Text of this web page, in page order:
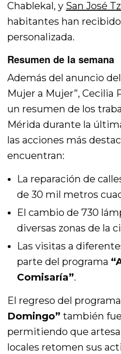
Chablekal, y San José
habitantes han
personalizada.
Resumen de la semana
Además del anuncio
Mujer a Mujer”,
un resumen de los
Mérida durante la
las acciones más
encuentran:
La reparación de
de 30 mil metros
El cambio de 730
diversas zonas de la
Las visitas a
parte del programa
Comisaría”.
El regreso del programa
Domingo” también
permitiendo que
locales retomen sus